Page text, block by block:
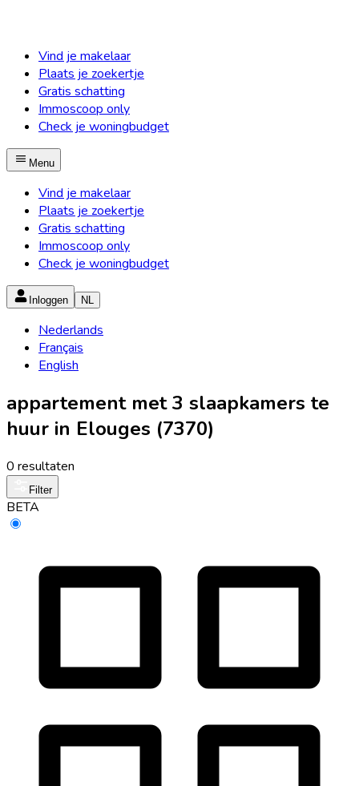
Vind je makelaar
Plaats je zoekertje
Gratis schatting
Immoscoop only
Check je woningbudget
Menu
Vind je makelaar
Plaats je zoekertje
Gratis schatting
Immoscoop only
Check je woningbudget
Inloggen NL
Nederlands
Français
English
appartement met 3 slaapkamers te
huur in Elouges (7370)
0 resultaten
Filter
BETA